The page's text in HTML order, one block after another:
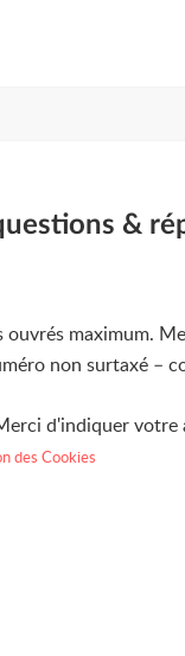
&
ouvrés maximum.
non surtaxé –
d'indiquer votre
des Cookies